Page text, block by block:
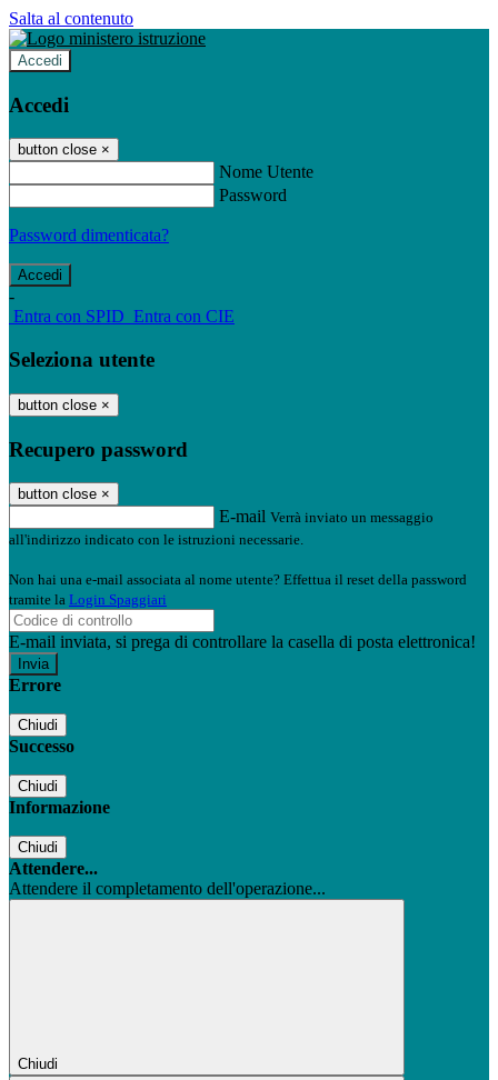
Salta al contenuto
Accedi
Accedi
button close ×
Nome Utente
Password
Password dimenticata?
-
Entra con SPID Entra con CIE
Seleziona utente
button close ×
Recupero password
button close ×
E-mail Verrà inviato un messaggio
all'indirizzo indicato con le istruzioni necessarie.
Non hai una e-mail associata al nome utente? Effettua il reset della password
tramite la Login Spaggiari
E-mail inviata, si prega di controllare la casella di posta elettronica!
Errore
Chiudi
Successo
Chiudi
Informazione
Chiudi
Attendere...
Attendere il completamento dell'operazione...
Chiudi